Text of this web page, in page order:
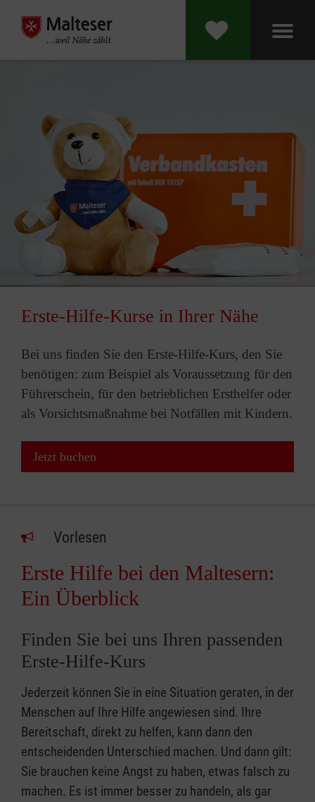
Erste-Hilfe-Kurse in Ihrer Nähe
Bei uns finden Sie den Erste-Hilfe-Kurs, den Sie
benötigen: zum Beispiel als Voraussetzung für den
Führerschein, für den betrieblichen Ersthelfer oder
als Vorsichtsmaßnahme bei Notfällen mit Kindern.
Jetzt buchen
Vorlesen
Erste Hilfe bei den Maltesern:
Ein Überblick
Finden Sie bei uns Ihren passenden
Erste-Hilfe-Kurs
Jederzeit können Sie in eine Situation geraten, in der
Menschen auf Ihre Hilfe angewiesen sind. Ihre
Bereitschaft, direkt zu helfen, kann dann den
entscheidenden Unterschied machen. Und dann gilt:
Sie brauchen keine Angst zu haben, etwas falsch zu
machen. Es ist immer besser zu handeln, als gar